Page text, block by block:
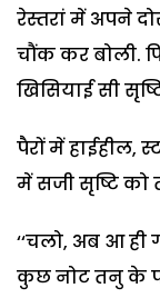
रेस्तरां में अपने
चौंक कर बोली.
खिसियाई सी
पैरों में हाईहील,
में सजी सृष्टि को
‘‘चलो, अब आ ही
कुछ नोट तनु के